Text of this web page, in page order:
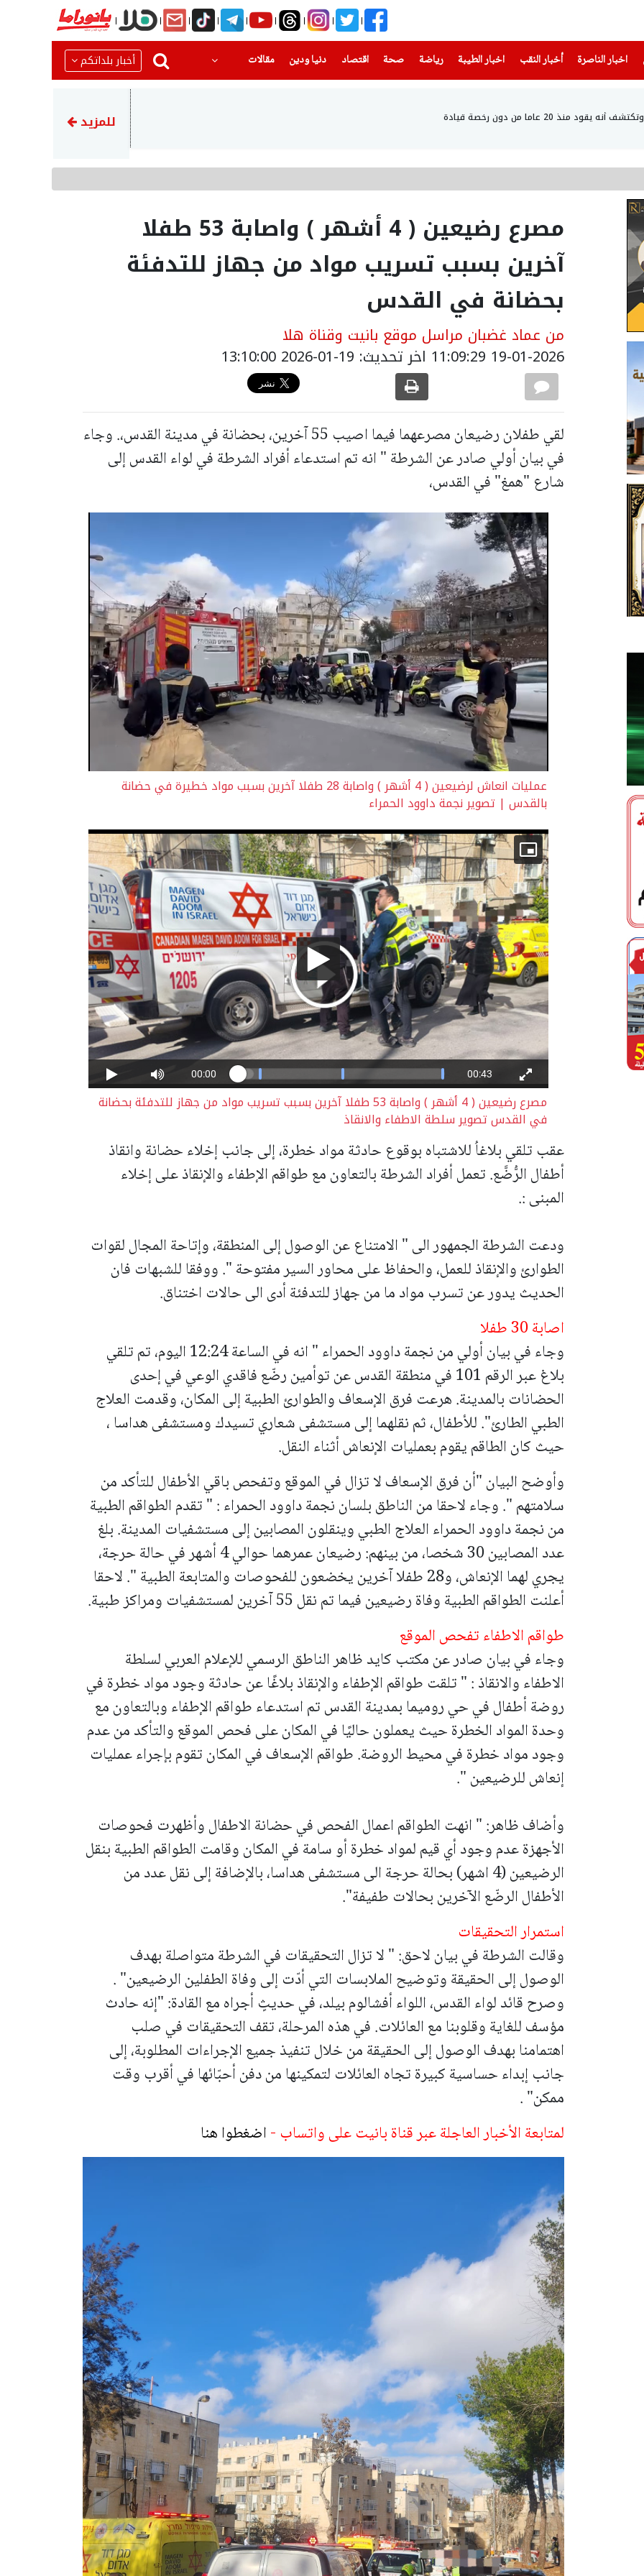
اخبار الناصرة
(current) أخبار النقب اخبار الطيبة(current) رياضة
(current) صحة(current) اقتصاد دنيا ودين
(current) مقالات أخبار بلداتكم
20 عاما من دون رخصة قيادة هل أنت من المستحقين؟
للمزيد
مصرع رضيعين ( 4 أشهر ) واصابة 53 طفلا
آخرين بسبب تسريب مواد من جهاز للتدفئة
بحضانة في القدس
من عماد غضبان مراسل موقع بانيت وقناة هلا
19-01-2026 11:09:29 اخر تحديث: 19-01-2026 13:10:00
لقي طفلان رضيعان مصرعهما فيما اصيب 55 آخرين، بحضانة في مدينة القدس،. وجاء
في بيان أولي صادر عن الشرطة " انه تم استدعاء أفراد الشرطة في لواء القدس إلى
شارع "همغ" في القدس،
عمليات انعاش لرضيعين ( 4 أشهر ) واصابة 28 طفلا آخرين بسبب مواد خطيرة في حضانة
بالقدس | تصوير نجمة داوود الحمراء
مصرع رضيعين ( 4 أشهر ) واصابة 53 طفلا آخرين بسبب تسريب مواد من جهاز للتدفئة بحضانة
في القدس تصوير سلطة الاطفاء والانقاذ
عقب تلقي بلاغاُ للاشتباه بوقوع حادثة مواد خطرة، إلى جانب إخلاء حضانة وانقاذ
أطفال الرُّضَّع.تعمل أفراد الشرطة بالتعاون مع طواقم الإطفاء والإنقاذ على إخلاء
المبنى :.
ودعت الشرطة الجمهور الى " الامتناع عن الوصول إلى المنطقة، وإتاحة المجال لقوات
الطوارئ والإنقاذ للعمل، والحفاظ على محاور السير مفتوحة ". ووفقا للشبهات فان
الحديث يدور عن تسرب مواد ما من جهاز للتدفئة أدى الى حالات اختناق.
اصابة 30 طفلا
وجاء في بيان أولي من نجمة داوود الحمراء " انه في الساعة 12:24 اليوم، تم تلقي
بلاغ عبر الرقم 101 في منطقة القدس عن توأمين رضّع فاقدي الوعي في إحدى
الحضانات بالمدينة.هرعت فرق الإسعاف والطوارئ الطبية إلى المكان، وقدمت العلاج
الطبي الطارئ". للأطفال، ثم نقلهما إلى مستشفى شعاري تسيدك ومستشفى هداسا ،
حيث كان الطاقم يقوم بعمليات الإنعاش أثناء النقل.
وأوضح البيان "أن فرق الإسعاف لا تزال في الموقع وتفحص باقي الأطفال للتأكد من
سلامتهم ".وجاء لاحقا من الناطق بلسان نجمة داوود الحمراء : " تقدم الطواقم الطبية
من نجمة داوود الحمراء العلاج الطبي وينقلون المصابين إلى مستشفيات المدينة. بلغ
عدد المصابين 30 شخصا، من بينهم: رضيعان عمرهما حوالي 4 أشهر في حالة حرجة،
يجري لهما الإنعاش، و28 طفلا آخرين يخضعون للفحوصات والمتابعة الطبية ". لاحقا
أعلنت الطواقم الطبية وفاة رضيعين فيما تم نقل 55 آخرين لمستشفيات ومراكز طبية.
طواقم الاطفاء تفحص الموقع
وجاء في بيان صادر عن مكتب كايد ظاهر الناطق الرسمي للإعلام العربي لسلطة
الاطفاء والانقاذ : " تلقت طواقم الإطفاء والإنقاذ بلاغًا عن حادثة وجود مواد خطرة في
روضة أطفال في حي روميما بمدينة القدستم استدعاء طواقم الإطفاء وبالتعاون مع
وحدة المواد الخطرة حيث يعملون حاليًا في المكان على فحص الموقع والتأكد من عدم
وجود مواد خطرة في محيط الروضة.طواقم الإسعاف في المكان تقوم بإجراء عمليات
إنعاش للرضيعين ".
وأضاف ظاهر: " انهت الطواقم اعمال الفحص في حضانة الاطفال وأظهرت فحوصات
الأجهزة عدم وجود أي قيم لمواد خطرة أو سامة في المكان وقامت الطواقم الطبية بنقل
الرضيعين (4 اشهر) بحالة حرجة الى مستشفى هداسا، بالإضافة إلى نقل عدد من
الأطفال الرضّع الآخرين بحالات طفيفة".
استمرار التحقيقات
وقالت الشرطة في بيان لاحق: " لا تزال التحقيقات في الشرطة متواصلة بهدف
الوصول إلى الحقيقة وتوضيح الملابسات التي أدّت إلى وفاة الطفلين الرضيعين" .
وصرح قائد لواء القدس، اللواء أفشالوم بيلد، في حديثٍ أجراه مع القادة: "إنه حادث
مؤسف للغاية وقلوبنا مع العائلات. في هذه المرحلة، تقف التحقيقات في صلب
اهتمامنا بهدف الوصول إلى الحقيقة من خلال تنفيذ جميع الإجراءات المطلوبة، إلى
جانب إبداء حساسية كبيرة تجاه العائلات لتمكينها من دفن أحبّائها في أقرب وقت
ممكن" .
لمتابعة الأخبار العاجلة عبر قناة بانيت على واتساب -اضغطوا هنا